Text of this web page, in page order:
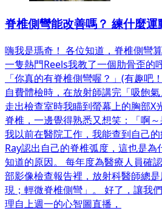
脊椎側彎能改善嗎？ 練什麼運
嗨我是瑪奇！ 各位知道，脊椎側彎
一隻熱門Reels我教了一個肋骨歪的
「你真的有脊椎側彎喔？」(有趣吧
自費體檢時，在放射師講完「吸飽
走出檢查室時我瞄到螢幕上的胸部X
脊椎，一邊覺得熟悉又想笑：「啊
我以前在醫院工作，我能查到自己
Ray認出自己的脊椎弧度，這也是
知道的原因。 每年度為醫療人員確
部影像檢查報告裡，放射科醫師總
現；輕微脊椎側彎」。 好了，讓我
理自上週一的心智圖直播，